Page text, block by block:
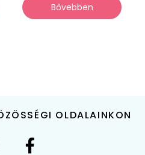
Bővebben
OLDALAINKON